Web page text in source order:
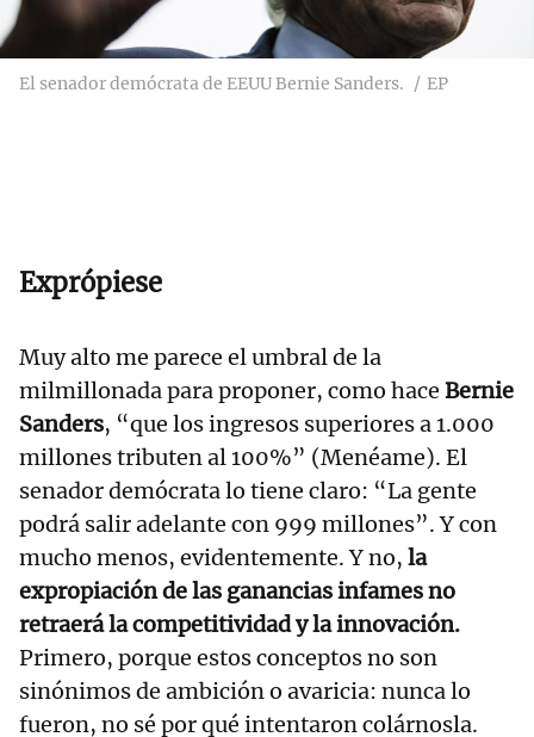
El senador demócrata de EEUU Bernie Sanders. EP
Exprópiese
Muy alto me parece el umbral de la
milmillonada para proponer, como hace Bernie
Sanders, “que los ingresos superiores a 1.000
millones tributen al 100%” (Menéame). El
senador demócrata lo tiene claro: “La gente
podrá salir adelante con 999 millones”. Y con
mucho menos, evidentemente. Y no, la
expropiación de las ganancias infames no
retraerá la competitividad y la innovación.
Primero, porque estos conceptos no son
sinónimos de ambición o avaricia: nunca lo
fueron, no sé por qué intentaron colárnosla.